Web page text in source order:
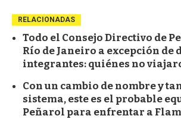
RELACIONADAS
Todo el Consejo Directivo de
Río de Janeiro a excepción de
integrantes: quiénes no
Con un cambio de nombre y
sistema, este es el probable
Peñarol para enfrentar a